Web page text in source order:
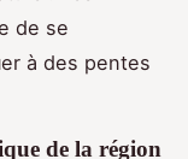
de se
à des pentes
de la région